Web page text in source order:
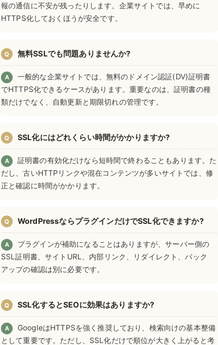
報の通信に不安が残ったりします。企業サイトでは、早めに
HTTPS化しておくほうが安全です。
Q 無料SSLでも問題ありませんか?
A
一般的な企業サイトでは、無料のドメイン認証(DV)証明書
でHTTPS化できるケースがあります。重要なのは、証明書の種
類だけでなく、自動更新と期限切れの管理です。
Q SSL化にはどれくらい時間がかかりますか?
A
証明書の有効化だけなら短時間で終わることもあります。た
だし、古いHTTPリンクや混在コンテンツが多いサイトでは、修
正と確認に時間がかかります。
Q WordPressならプラグインだけでSSL化できますか?
A
プラグインが補助になることはありますが、サーバー側の
SSL証明書、サイトURL、内部リンク、リダイレクト、バック
アップの確認は別に必要です。
Q SSL化するとSEOに効果はありますか?
A
GoogleはHTTPSを強く推奨しており、検索向けの基本整備
として重要です。ただし、SSL化だけで順位が大きく上がると考